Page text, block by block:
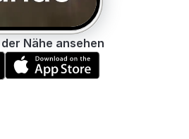
Nähe ansehen